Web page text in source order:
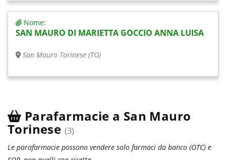
Nome:
SAN MAURO DI MARIETTA GOCCIO ANNA LUISA
San Mauro Torinese (TO)
Parafarmacie a San Mauro
Torinese (3)
Le parafarmacie possono vendere solo farmaci da banco (OTC) e